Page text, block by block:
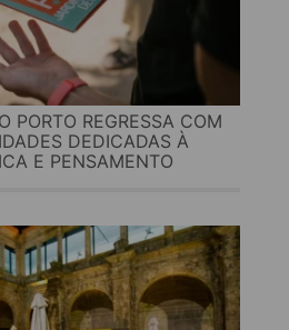
PORTO REGRESSA COM
DEDICADAS À
E PENSAMENTO